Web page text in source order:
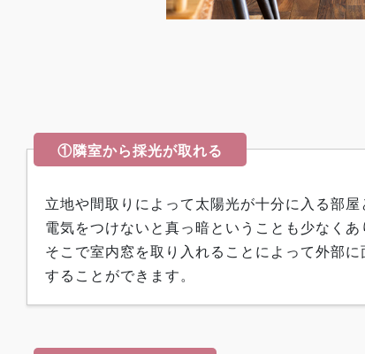
①隣室から採光が取れる
立地や間取りによって太陽光が十分に入る部
電気をつけないと真っ暗ということも少なくあ
そこで室内窓を取り入れることによって外部
することができます。